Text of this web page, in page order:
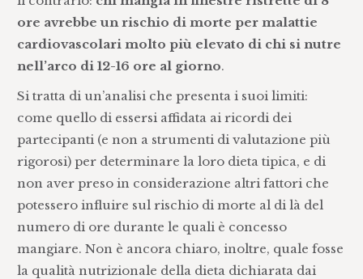
ore avrebbe un rischio di morte per malattie
cardiovascolari molto più elevato di chi si nutre
nell’arco di 12-16 ore al giorno.
Si tratta di un’analisi che presenta i suoi limiti:
come quello di essersi affidata ai ricordi dei
partecipanti (e non a strumenti di valutazione più
rigorosi) per determinare la loro dieta tipica, e di
non aver preso in considerazione altri fattori che
potessero influire sul rischio di morte al di là del
numero di ore durante le quali è concesso
mangiare. Non è ancora chiaro, inoltre, quale fosse
la qualità nutrizionale della dieta dichiarata dai